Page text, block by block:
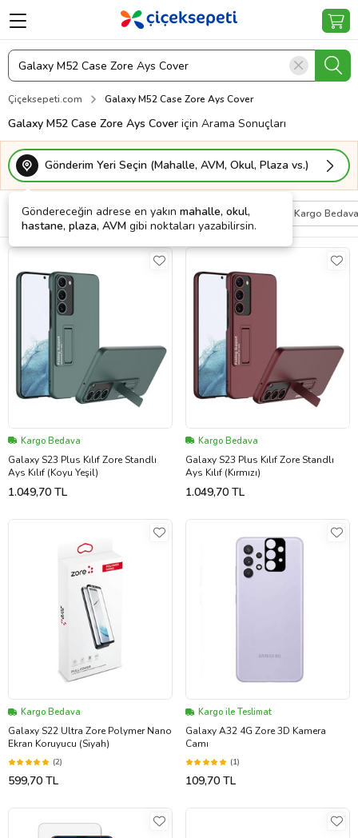
Çiçeksepeti.com Galaxy M52 Case Zore Ays Cover
Galaxy M52 Case Zore Ays Cover için Arama Sonuçları
Gönderim Yeri Seçin (Mahalle, AVM, Okul, Plaza vs.)
Göndereceğin adrese en yakın mahalle, okul,
hastane, plaza, AVM gibi noktaları yazabilirsin.
Filtrele Sırala Kişiye Özel Kargo Bedava
Kargo Bedava
Galaxy S23 Plus Kılıf Zore Standlı
Ays Kılıf (Koyu Yeşil)
1.049,70 TL
Kargo Bedava
Galaxy S23 Plus Kılıf Zore Standlı
Ays Kılıf (Kırmızı)
1.049,70 TL
Kargo Bedava
Galaxy S22 Ultra Zore Polymer Nano
Ekran Koruyucu (Siyah)
(2)
599,70 TL
Kargo ile Teslimat
Galaxy A32 4G Zore 3D Kamera
Camı
(1)
109,70 TL